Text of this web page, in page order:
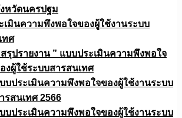
หวัดนครปฐม
เมินความพึงพอใจของผู้ใช้งานระบบ
ทศ
สรุปรายงาน ” แบบประเมินความพึงพอใจ
งผู้ใช้ระบบสารสนเทศ
บประเมินความพึงพอใจของผู้ใช้งานระบบ
รสนเทศ 2566
บประเมินความพึงพอใจของผู้ใช้งานระบบ